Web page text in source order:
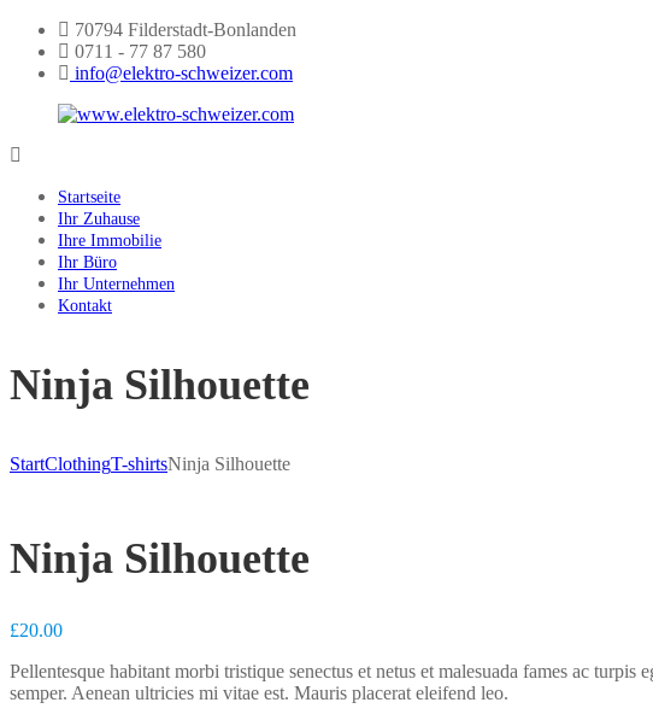
Skip
content
70794 Filderstadt-Bonlanden
0711 - 77 87 580
info@elektro-schweizer.com
schweizer.com
Startseite
Ihr Zuhause
Ihre Immobilie
Ihr Büro
Ihr Unternehmen
Kontakt
Ninja Silhouette
StartClothingT-shirtsNinja Silhouette
Ninja Silhouette
£20.00
Pellentesque habitant morbi tristique senectus et netus et malesuada fames ac
semper. Aenean ultricies mi vitae est. Mauris placerat eleifend leo.